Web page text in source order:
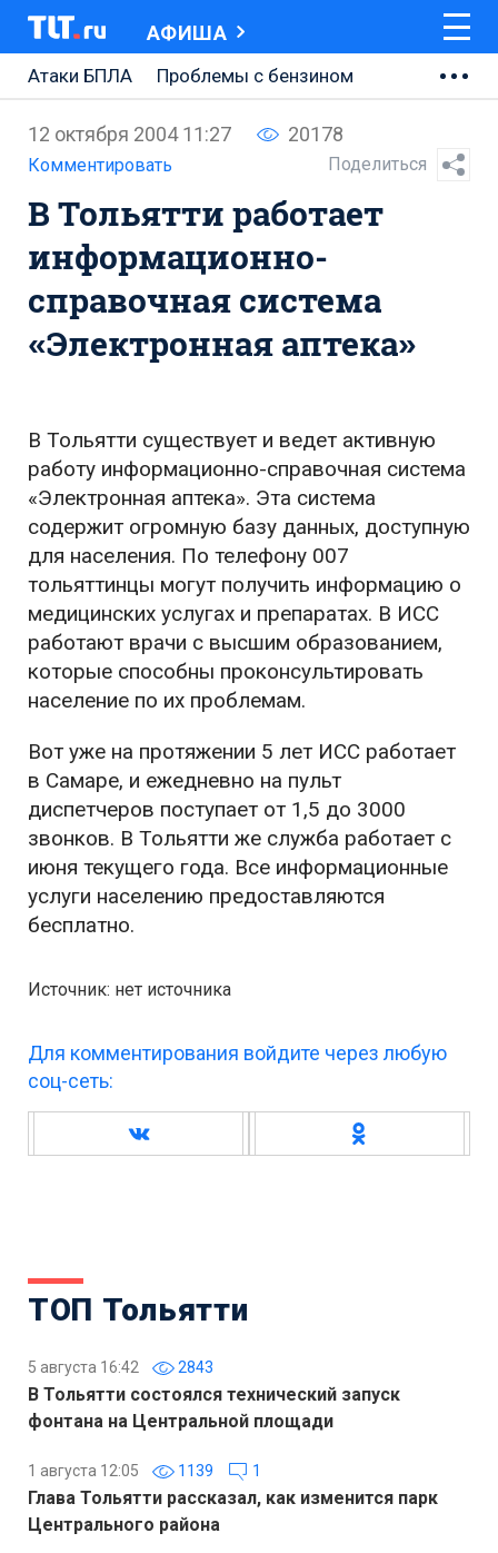
АФИША
Атаки БПЛА
Проблемы с бензином
АВТОВАЗ
Ремонт Центральной площади
Ремонт Обводного шоссе
Набережная Тольятти
Неделя Тольятти
12 октября 2004 11:27 20178
Комментировать Поделиться
В Тольятти работает
информационно-
справочная система
«Электронная аптека»
В Тольятти существует и ведет активную
работу информационно-справочная система
«Электронная аптека». Эта система
содержит огромную базу данных, доступную
для населения. По телефону 007
тольяттинцы могут получить информацию о
медицинских услугах и препаратах. В ИСС
работают врачи с высшим образованием,
которые способны проконсультировать
население по их проблемам.
Вот уже на протяжении 5 лет ИСС работает
в Самаре, и ежедневно на пульт
диспетчеров поступает от 1,5 до 3000
звонков. В Тольятти же служба работает с
июня текущего года. Все информационные
услуги населению предоставляются
бесплатно.
Источник: нет источника
Для комментирования войдите через любую
соц-сеть:
ТОП Тольятти
5 августа 16:42 2843
В Тольятти состоялся технический запуск
фонтана на Центральной площади
1 августа 12:05 1139 1
Глава Тольятти рассказал, как изменится парк
Центрального района